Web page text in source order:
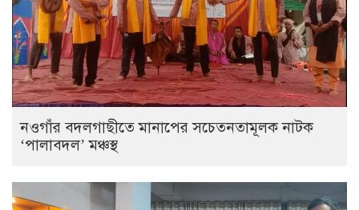
নওগাঁর বদলগাছীতে মানাপের সচেতনতামূলক নাটক
‘পালাবদল’ মঞ্চস্থ